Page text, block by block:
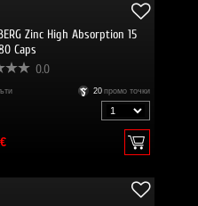
Zinc High Absorption 15
Caps
0.0
20 промо точки